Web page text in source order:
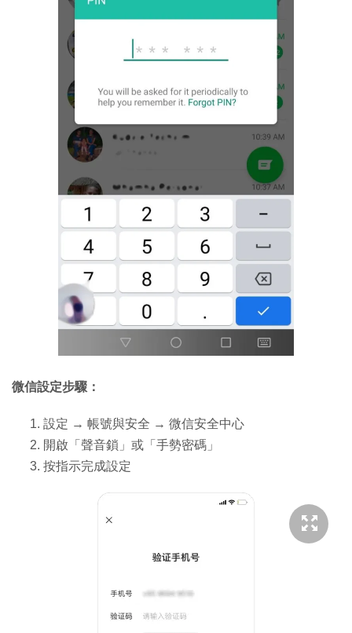
微信設定步驟：
設定 → 帳號與安全 → 微信安全中心
開啟「聲音鎖」或「手勢密碼」
按指示完成設定